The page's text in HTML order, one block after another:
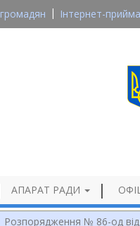
Інтернет-
АПАРАТ РАДИ
Розпорядження № 86-од